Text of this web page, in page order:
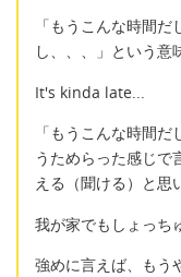
「もうこんな時間
し、、、」という意
It's kinda late...
「もうこんな時間
うためらった感じで
える（聞ける）と思
我が家でもしょっち
強めに言えば、もう